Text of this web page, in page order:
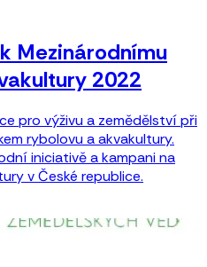
Mezinárodnímu
2022
pro výživu a zemědělství při
rybolovu a akvakultury.
iniciativě a kampani na
v České republice.